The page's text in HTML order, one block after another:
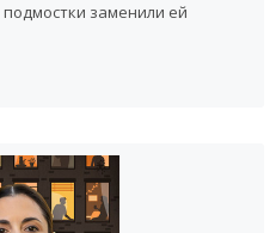
заменили ей